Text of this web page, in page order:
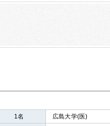
1名 広島大学(医)